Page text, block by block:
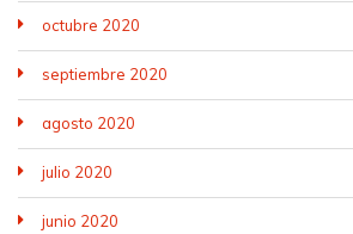
octubre 2020
septiembre 2020
agosto 2020
julio 2020
junio 2020